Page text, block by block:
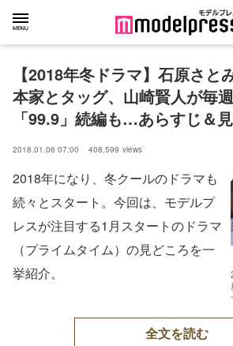
【2018年冬ドラマ】石原さと
本家とタッグ、山崎賢人が毎
「99.9」続編も…あらすじ＆
2018.01.06 07:00 408,599 views
2018年になり、冬クールのドラマも
続々とスタート。今回は、モデルプ
レスが注目する1月スタートのドラマ
（プライムタイム）の見どころを一
挙紹介。
全文を読む